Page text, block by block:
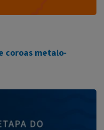
coroas metalo-